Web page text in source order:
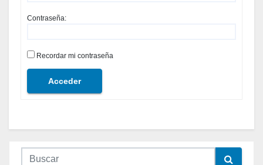
Contraseña:
Recordar mi contraseña
Acceder